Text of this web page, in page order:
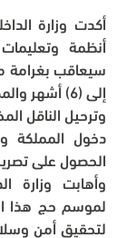
الحصول على